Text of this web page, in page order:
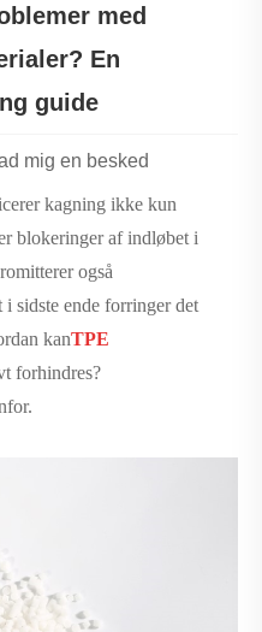
med
En
guide
mig en besked
kagning ikke kun
blokeringer af indløbet i
også
sidste ende forringer det
kanTPE
forhindres?